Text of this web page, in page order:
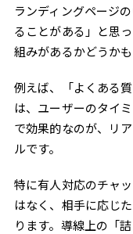
ランディングページ
ることがある」と思
組みがあるかどうか
例えば、「よくある
は、ユーザーのタイ
で効果的なのが、リ
ルです。
特に有人対応のチャ
はなく、相手に応じ
ります。導線上の「